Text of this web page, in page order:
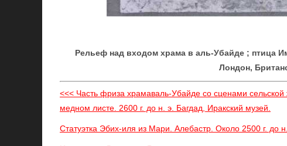
Рельеф над входом храма в аль-Убайде ; птица
Лондон,
<<< Часть фриза храмаваль-Убайде со сценами
медном листе. 2600 г. до н. э. Багдад, Иракский музей.
Статуэтка Эбих-иля из Мари. Алебастр. Около 2500 г. до